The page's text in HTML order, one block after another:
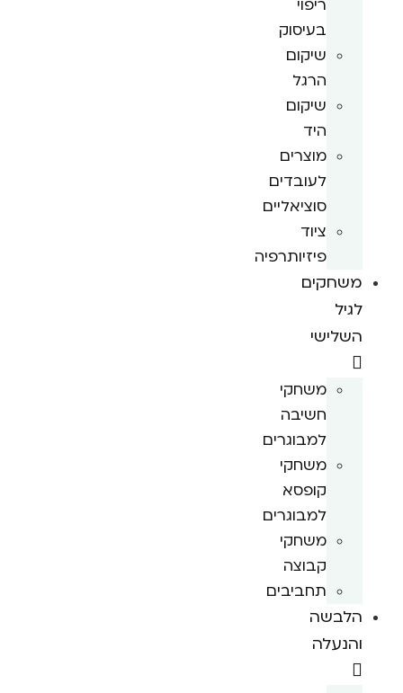
ריפוי
בעיסוק
שיקום
הרגל
שיקום
היד
מוצרים
לעובדים
סוציאליים
ציוד
פיזיותרפיה
משחקים
לגיל
השלישי
משחקי
חשיבה
למבוגרים
משחקי
קופסא
למבוגרים
משחקי
קבוצה
תחביבים
הלבשה
והנעלה